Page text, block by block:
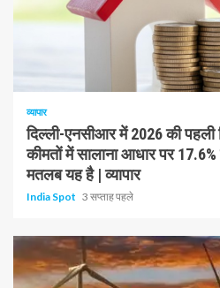
व्यापार
दिल्ली-एनसीआर में 2026 की
कीमतों में सालाना आधार पर
मतलब यह है | व्यापार
India Spot 3 सप्ताह पहले